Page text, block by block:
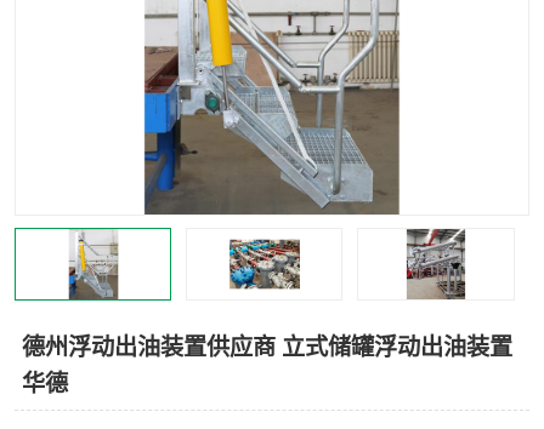
德州浮动出油装置供应商 立式储罐浮动出油装置
华德
输油臂
紧急脱离干式接头 火车鹤管
顶部鹤管
低温鹤管
浮动出油装置 鹤管